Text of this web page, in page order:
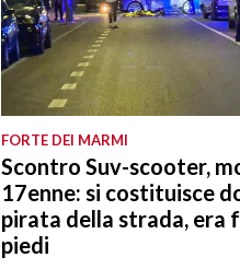
FORTE DEI MARMI
Scontro Suv-scooter,
17enne: si costituisce
pirata della strada, era
piedi